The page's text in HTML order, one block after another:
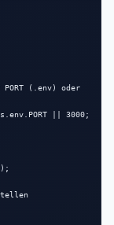
PORT (.env) oder
|| 3000;